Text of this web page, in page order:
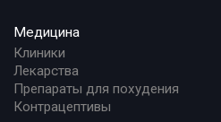
Медицина
Клиники
Лекарства
Препараты для похудения
Контрацептивы